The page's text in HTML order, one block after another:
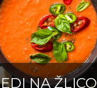
NA ŽLICO